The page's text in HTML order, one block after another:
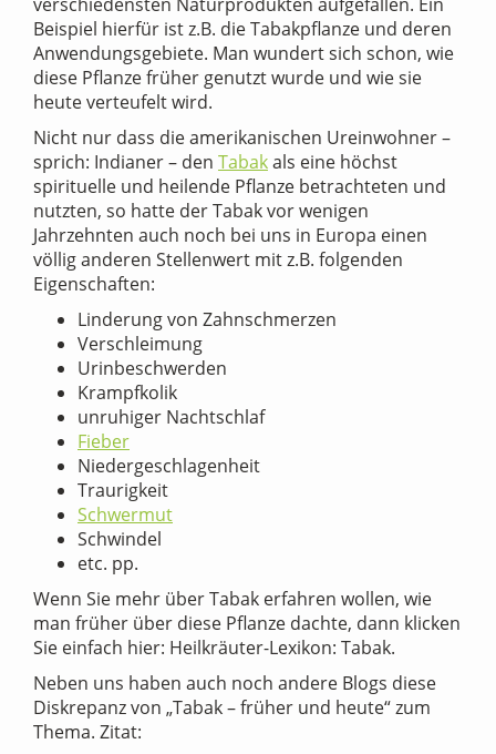
Beispiel hierfür ist z.B. die Tabakpflanze und deren
Anwendungsgebiete. Man wundert sich schon, wie
diese Pflanze früher genutzt wurde und wie sie
heute verteufelt wird.
Nicht nur dass die amerikanischen Ureinwohner –
sprich: Indianer – den Tabakals eine höchst
spirituelle und heilende Pflanze betrachteten und
nutzten, so hatte der Tabak vor wenigen
Jahrzehnten auch noch bei uns in Europa einen
völlig anderen Stellenwert mit z.B. folgenden
Eigenschaften:
Linderung von Zahnschmerzen
Verschleimung
Urinbeschwerden
Krampfkolik
unruhiger Nachtschlaf
Fieber
Niedergeschlagenheit
Traurigkeit
Schwermut
Schwindel
etc. pp.
Wenn Sie mehr über Tabak erfahren wollen, wie
man früher über diese Pflanze dachte, dann klicken
Sie einfach hier: Heilkräuter-Lexikon: Tabak.
Neben uns haben auch noch andere Blogs diese
Diskrepanz von „Tabak – früher und heute“ zum
Thema. Zitat: